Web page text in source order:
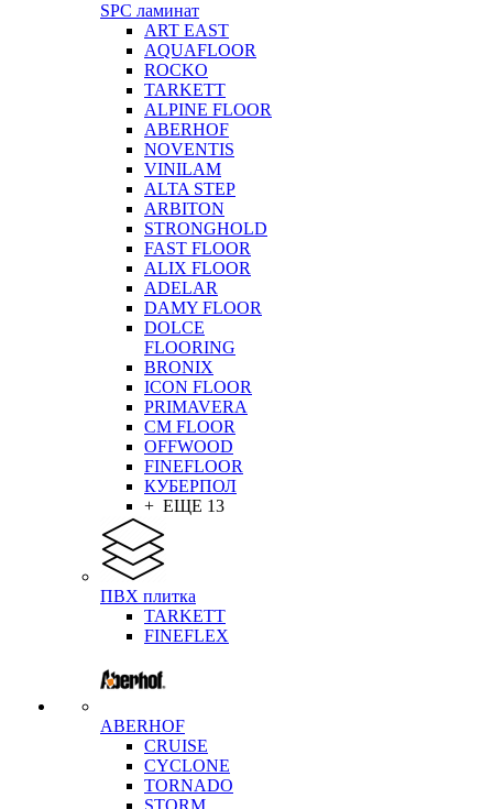
SPC ламинат
ART EAST
AQUAFLOOR
ROCKO
TARKETT
ALPINE FLOOR
ABERHOF
NOVENTIS
VINILAM
ALTA STEP
ARBITON
STRONGHOLD
FAST FLOOR
ALIX FLOOR
ADELAR
DAMY FLOOR
DOLCE
FLOORING
BRONIX
ICON FLOOR
PRIMAVERA
CM FLOOR
OFFWOOD
FINEFLOOR
КУБЕРПОЛ
+ ЕЩЕ 13
ПВХ плитка
TARKETT
FINEFLEX
ABERHOF
CRUISE
CYCLONE
TORNADO
STORM